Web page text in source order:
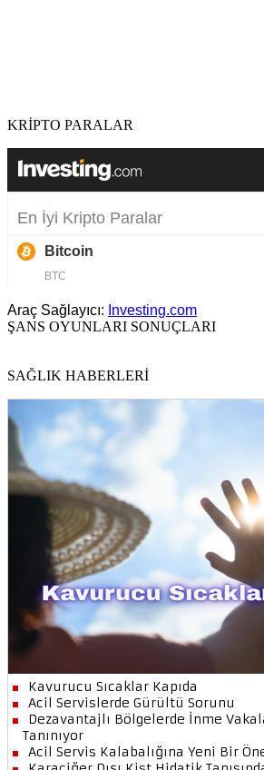
KRİPTO PARALAR
Araç Sağlayıcı: Investing.com
ŞANS OYUNLARI SONUÇLARI
SAĞLIK HABERLERİ